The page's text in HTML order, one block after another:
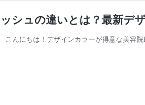
シュの違いとは？最新デ
こんにちは！デザインカラーが得意な美容